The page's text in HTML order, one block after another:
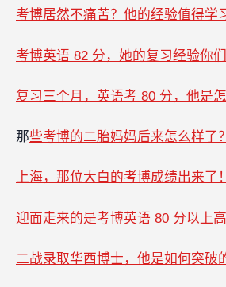
考博居然不痛苦？他的经验值得学
考博英语 82 分，她的复习经验你们
复习三个月，英语考 80 分，他是怎
那些考博的二胎妈妈后来怎么样了？
上海，那位大白的考博成绩出来了！
迎面走来的是考博英语 80 分以上高
二战录取华西博士，他是如何突破